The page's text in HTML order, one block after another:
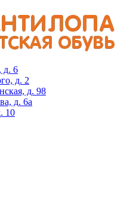
д. 6
д. 2
д. 98
д. 6а
10